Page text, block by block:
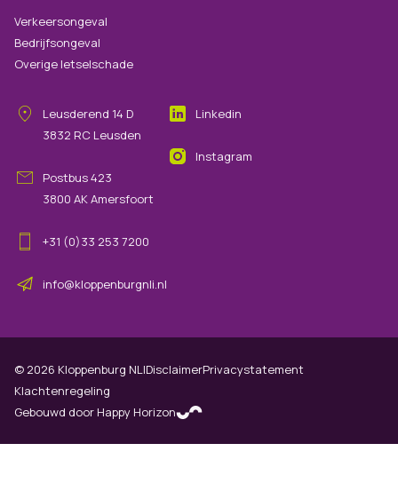
Verkeersongeval
Bedrijfsongeval
Overige letselschade
Leusderend 14 D
3832 RC Leusden
Postbus 423
3800 AK Amersfoort
+31 (0)33 253 7200
info@kloppenburgnli.nl
Linkedin
Instagram
© 2026 Kloppenburg NLIDisclaimerPrivacystatement
Klachtenregeling
Gebouwd door Happy Horizon
(opens in new tab)